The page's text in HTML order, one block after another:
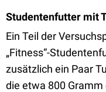
Studentenfutter mit
Ein Teil der
„Fitness“-
zusätzlich ein Paar
die etwa 800